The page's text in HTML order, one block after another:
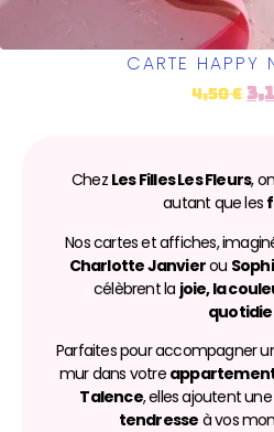
CARTE HAPPY
4,50€
Chez Les Filles Les Fleurs,
autant que les
Nos cartes et affiches,
Charlotte Janvierou
célèbrent la joie, la
Parfaites pour accompagner
mur dans votre
Talence, elles ajoutent une
tendresse à vos